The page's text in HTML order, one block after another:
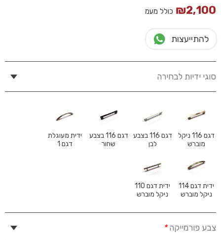
₪2,100 כולל מעמ
להתייעצות
סוגי ידיות לבחירה
דגם 116 ניקל
מוברש
דגם 116 בצבע
לבן
דגם 116 בצבע
שחור
ידית מעוגלת
דגם 1
ידית דגם 114
ניקל מוברש
ידית דגם 110
ניקל מוברש
צבע פורמייקה*